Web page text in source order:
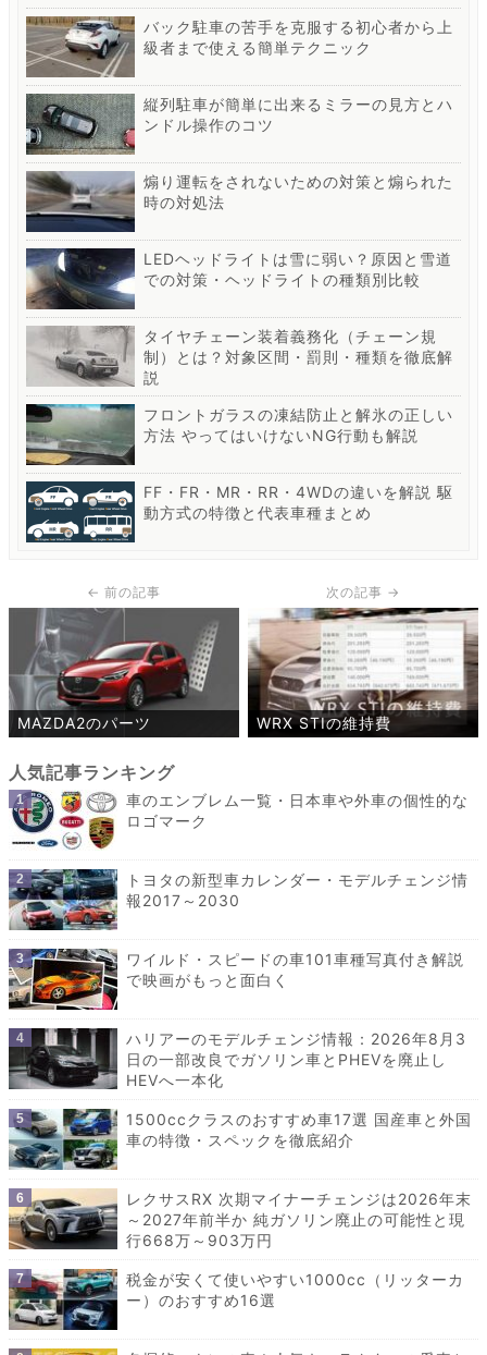
バック駐車の苦手を克服する初心者から上
級者まで使える簡単テクニック
縦列駐車が簡単に出来るミラーの見方とハ
ンドル操作のコツ
煽り運転をされないための対策と煽られた
時の対処法
LEDヘッドライトは雪に弱い？原因と雪道
での対策・ヘッドライトの種類別比較
タイヤチェーン装着義務化（チェーン規
制）とは？対象区間・罰則・種類を徹底解
説
フロントガラスの凍結防止と解氷の正しい
方法 やってはいけないNG行動も解説
FF・FR・MR・RR・4WDの違いを解説 駆
動方式の特徴と代表車種まとめ
MAZDA2のパーツ WRX STIの維持費
車のエンブレム一覧・日本車や外車の個性的な
ロゴマーク
トヨタの新型車カレンダー・モデルチェンジ情
報2017～2030
ワイルド・スピードの車101車種写真付き解説
で映画がもっと面白く
ハリアーのモデルチェンジ情報：2026年8月3
日の一部改良でガソリン車とPHEVを廃止し
HEVへ一本化
1500ccクラスのおすすめ車17選 国産車と外国
車の特徴・スペックを徹底紹介
レクサスRX 次期マイナーチェンジは2026年末
～2027年前半か 純ガソリン廃止の可能性と現
行668万～903万円
税金が安くて使いやすい1000cc（リッターカ
ー）のおすすめ16選